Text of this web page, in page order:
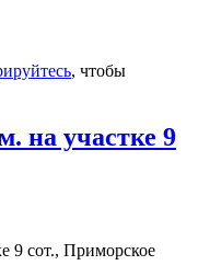
, чтобы
на участке 9
9 сот., Приморское